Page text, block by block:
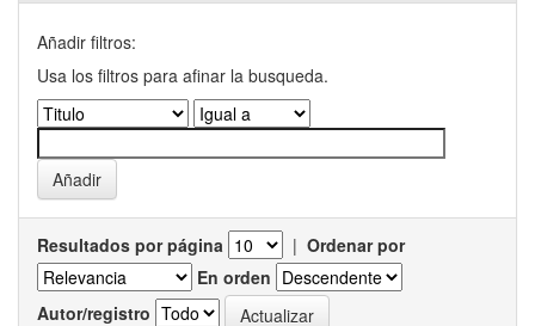
Añadir filtros:
Usa los filtros para afinar la busqueda.
Resultados por página | Ordenar por
En orden
Autor/registro